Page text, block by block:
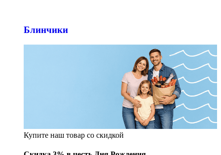
Блинчики
Купите наш товар со скидкой